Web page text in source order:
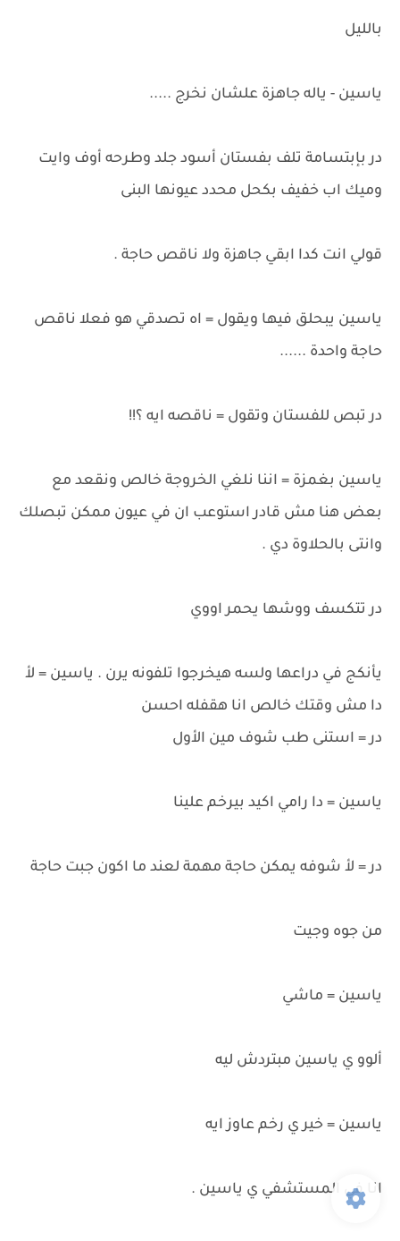
بالليل
ياسين - ياله جاهزة علشان نخرج .....
در بإبتسامة تلف بفستان أسود جلد وطرحه أوف وايت
وميك اب خفيف بكحل محدد عيونها البنى
قولي انت كدا ابقي جاهزة ولا ناقص حاجة .
ياسين يبحلق فيها ويقول = اه تصدقي هو فعلا ناقص
حاجة واحدة ......
در تبص للفستان وتقول = ناقصه ايه ؟!!
ياسين بغمزة = اننا نلغي الخروجة خالص ونقعد مع
بعض هنا مش قادر استوعب ان في عيون ممكن تبصلك
وانتى بالحلاوة دي .
در تتكسف ووشها يحمر اووي
يأنكج في دراعها ولسه هيخرجوا تلفونه يرن . ياسين = لأ
دا مش وقتك خالص انا هقفله احسن
در = استنى طب شوف مين الأول
ياسين = دا رامي اكيد بيرخم علينا
در = لأ شوفه يمكن حاجة مهمة لعند ما اكون جبت حاجة
من جوه وجيت
ياسين = ماشي
ألوو ي ياسين مبتردش ليه
ياسين = خير ي رخم عاوز ايه
انا في المستشفي ي ياسين .